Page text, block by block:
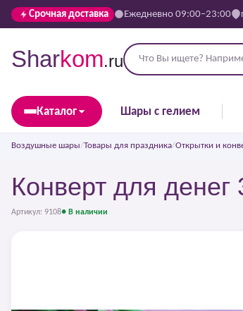
Срочная доставка Ежедневно 09:00–23:00
Sharkom.ru
Каталог Шары с гелием
Воздушные шары/Товары для праздника/Открытки и
Конверт для
Артикул: 9108● В наличии